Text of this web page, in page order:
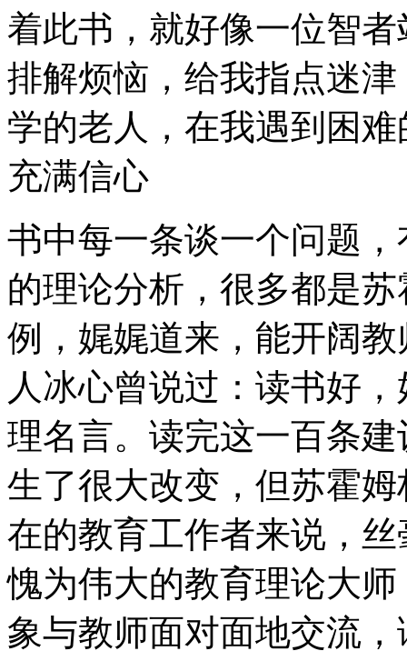
着此书，就好像一位智
排解烦恼，给我指点迷
学的老人，在我遇到困
充满信心
书中每一条谈一个问题
的理论分析，很多都是
例，娓娓道来，能开阔
人冰心曾说过：读书好
理名言。读完这一百条
生了很大改变，但苏霍
在的教育工作者来说，
愧为伟大的教育理论大
象与教师面对面地交流